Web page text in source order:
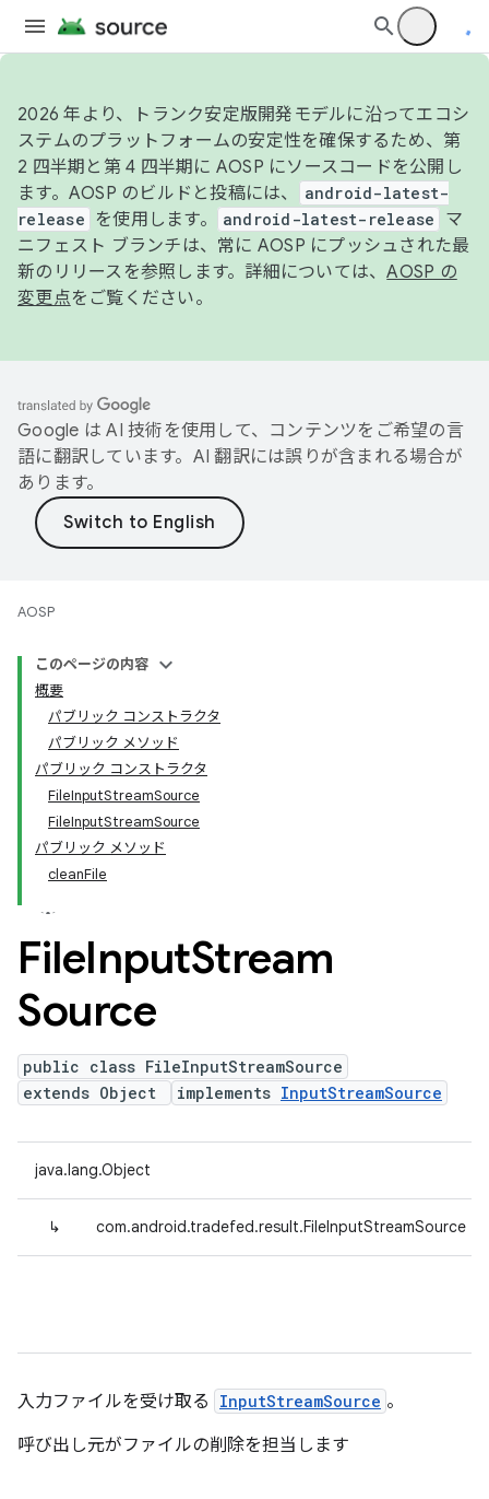
2026 年より、トランク安定版開発モデルに沿ってエコシ
ステムのプラットフォームの安定性を確保するため、第
2 四半期と第 4 四半期に AOSP にソースコードを公開し
ます。AOSP のビルドと投稿には、
android-latest-
release
を使用します。 android-latest-release
マ
ニフェスト ブランチは、常に AOSP にプッシュされた最
新のリリースを参照します。詳細については、AOSP の
変更点をご覧ください。
Google は AI 技術を使用して、コンテンツをご希望の言
語に翻訳しています。AI 翻訳には誤りが含まれる場合が
あります。
AOSP
このページの内容
概要
パブリック コンストラクタ
パブリック メソッド
パブリック コンストラクタ
FileInputStreamSource
FileInputStreamSource
パブリック メソッド
cleanFile
FileInputStream
Source
public class FileInputStreamSource
extends Object
implements InputStreamSource
java.lang.Object
↳ com.android.tradefed.result.FileInputStreamSource
入力ファイルを受け取る InputStreamSource 。
呼び出し元がファイルの削除を担当します